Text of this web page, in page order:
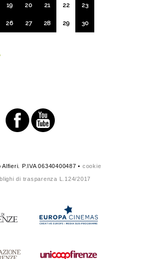
19 20 21 22 23
26 27 28 29 30
P.IVA 06340400487 • cookie
di trasparenza L.124/2017